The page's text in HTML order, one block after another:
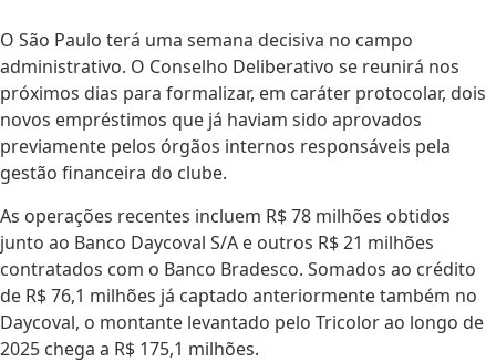
O São Paulo terá uma semana decisiva no campo
administrativo. O Conselho Deliberativo se reunirá nos
próximos dias para formalizar, em caráter protocolar, dois
novos empréstimos que já haviam sido aprovados
previamente pelos órgãos internos responsáveis pela
gestão financeira do clube.
As operações recentes incluem R$ 78 milhões obtidos
junto ao Banco Daycoval S/A e outros R$ 21 milhões
contratados com o Banco Bradesco. Somados ao crédito
de R$ 76,1 milhões já captado anteriormente também no
Daycoval, o montante levantado pelo Tricolor ao longo de
2025 chega a R$ 175,1 milhões.